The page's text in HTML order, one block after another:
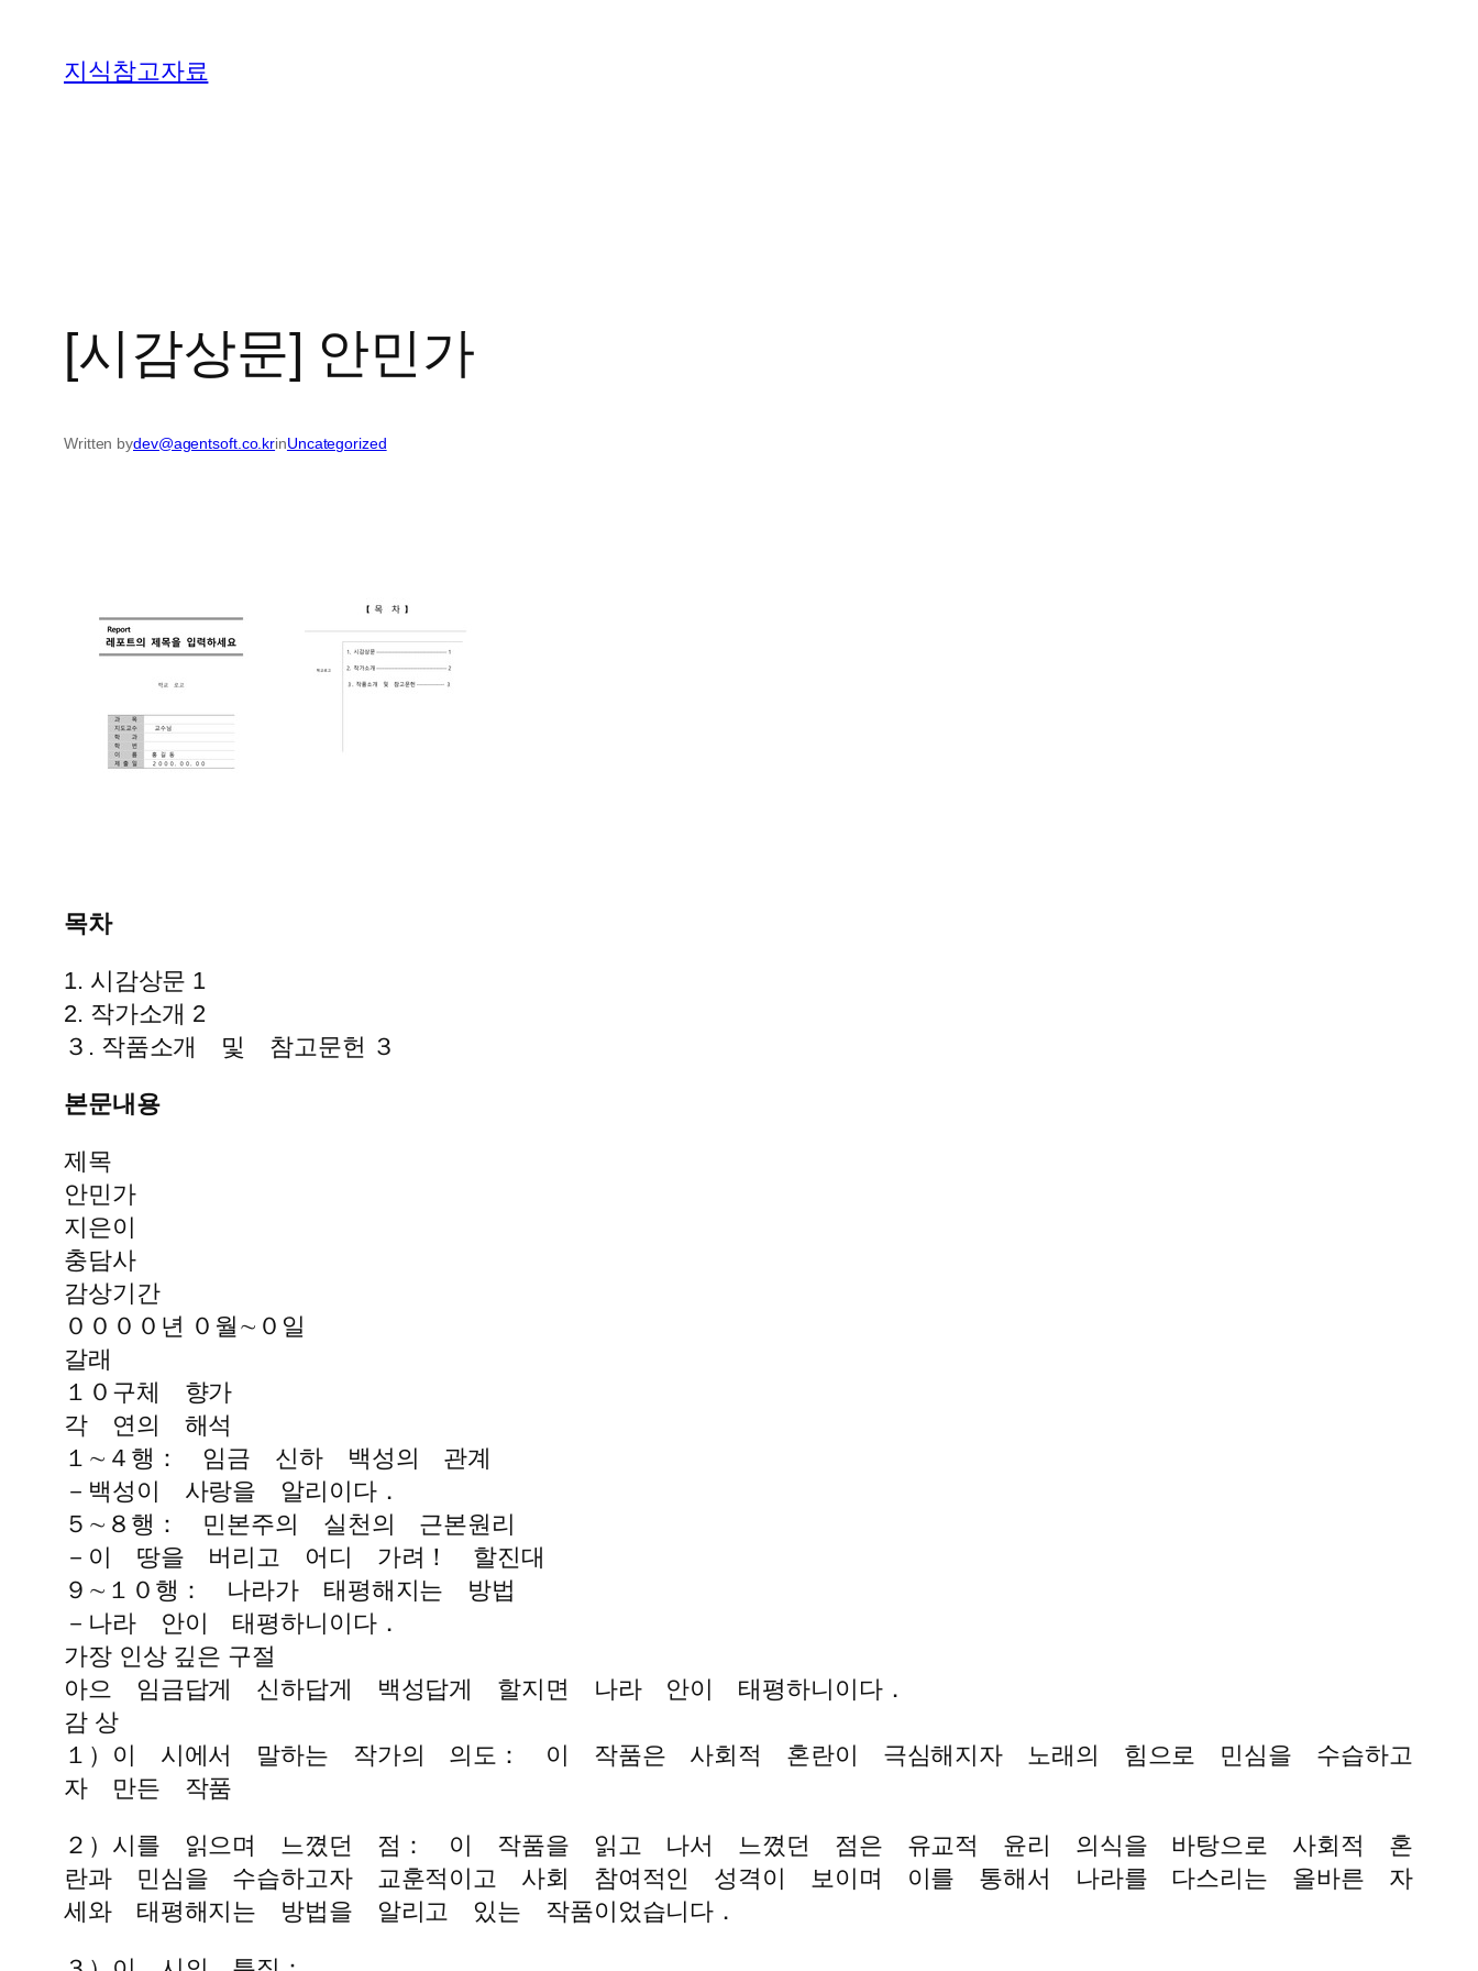
지식참고자료
[시감상문] 안민가
Written bydev@agentsoft.co.krinUncategorized
목차
1. 시감상문 1
2. 작가소개 2
３. 작품소개 및 참고문헌 ３
본문내용
제목
안민가
지은이
충담사
감상기간
００００년 ０월∼０일
갈래
１０구체 향가
각 연의 해석
１∼４행： 임금 신하 백성의 관계
－백성이 사랑을 알리이다．
５∼８행： 민본주의 실천의 근본원리
－이 땅을 버리고 어디 가려！ 할진대
９∼１０행： 나라가 태평해지는 방법
－나라 안이 태평하니이다．
가장 인상 깊은 구절
아으 임금답게 신하답게 백성답게 할지면 나라 안이 태평하니이다．
감 상
１）이 시에서 말하는 작가의 의도： 이 작품은 사회적 혼란이 극심해지자 노래의 힘으로 민심을 수습하고
자 만든 작품
２）시를 읽으며 느꼈던 점： 이 작품을 읽고 나서 느꼈던 점은 유교적 윤리 의식을 바탕으로 사회적 혼
란과 민심을 수습하고자 교훈적이고 사회 참여적인 성격이 보이며 이를 통해서 나라를 다스리는 올바른 자
세와 태평해지는 방법을 알리고 있는 작품이었습니다．